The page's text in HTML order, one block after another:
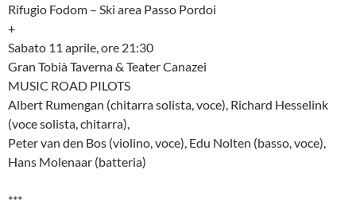
Rifugio Fodom – Ski area Passo Pordoi
+
Sabato 11 aprile, ore 21:30
Gran Tobià Taverna & Teater Canazei
MUSIC ROAD PILOTS
Albert Rumengan (chitarra solista, voce), Richard Hesselink
(voce solista, chitarra),
Peter van den Bos (violino, voce), Edu Nolten (basso, voce),
Hans Molenaar (batteria)
***